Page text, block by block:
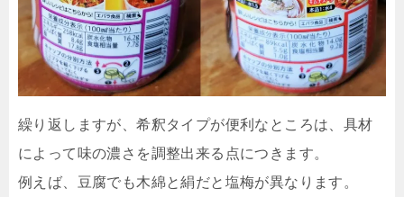
繰り返しますが、希釈タイプが便利なところは、具材
によって味の濃さを調整出来る点につきます。
例えば、豆腐でも木綿と絹だと塩梅が異なります。